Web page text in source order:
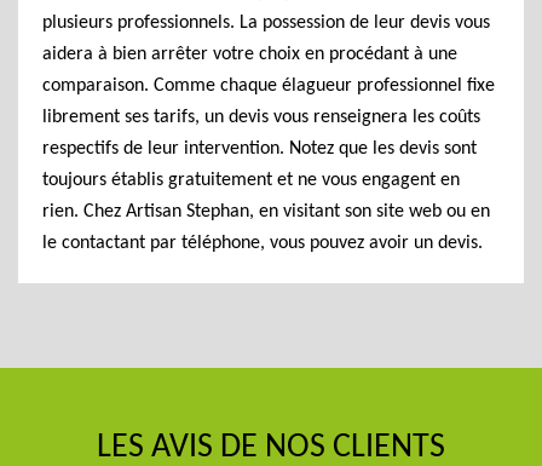
plusieurs professionnels. La possession de leur devis vous
aidera à bien arrêter votre choix en procédant à une
comparaison. Comme chaque élagueur professionnel fixe
librement ses tarifs, un devis vous renseignera les coûts
respectifs de leur intervention. Notez que les devis sont
toujours établis gratuitement et ne vous engagent en
rien. Chez Artisan Stephan, en visitant son site web ou en
le contactant par téléphone, vous pouvez avoir un devis.
LES AVIS DE NOS CLIENTS